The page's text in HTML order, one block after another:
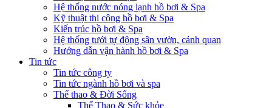
Hệ thống nước nóng lạnh hồ bơi & Spa
Kỹ thuật thi công hồ bơi & Spa
Kiến trúc hồ bơi & Spa
Hệ thống tưới tự động sân vườn, cảnh quan
Hướng dẫn vận hành hồ bơi & Spa
Tin tức
Tin tức công ty
Tin tức ngành hồ bơi và spa
Thể thao & Đời Sống
Thể Thao & Sức khỏe